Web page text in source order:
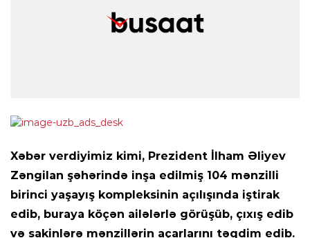
Xəbər verdiyimiz kimi, Prezident İlham Əliyev
Zəngilan şəhərində inşa edilmiş 104 mənzilli
birinci yaşayış kompleksinin açılışında iştirak
edib, buraya köçən ailələrlə görüşüb, çıxış edib
və sakinlərə mənzillərin açarlarını təqdim edib.